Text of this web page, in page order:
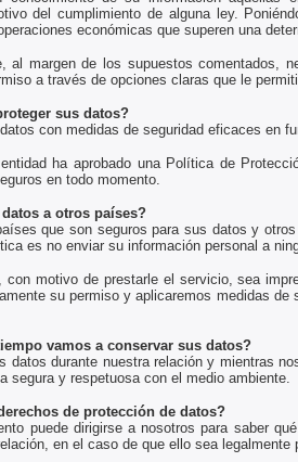
del cumplimiento de alguna ley.
económicas que superen una
al margen de los supuestos comentados,
a través de opciones claras que le
sus datos?
con medidas de seguridad eficaces en
ha aprobado una Política de
en todo momento.
a otros países?
que son seguros para sus datos y
es no enviar su información personal a
con motivo de prestarle el servicio, sea
su permiso y aplicaremos medidas
vamos a conservar sus datos?
datos durante nuestra relación y mientras
segura y respetuosa con el medio ambiente.
de protección de datos?
puede dirigirse a nosotros para saber
en el caso de que ello sea legalmente